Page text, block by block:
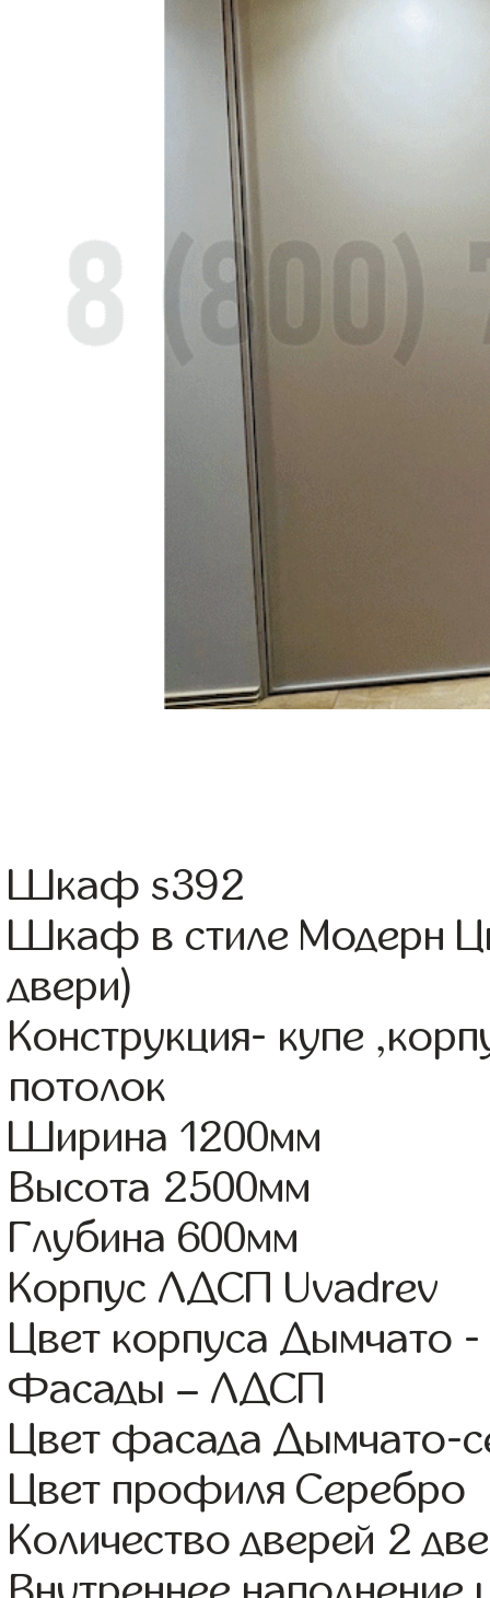
Шкаф s392
Шкаф в стиле Модерн
двери)
Конструкция- купе
потолок
Ширина 1200мм
Высота 2500мм
Глубина 600мм
Корпус ЛДСП Uvadrev
Цвет корпуса Дымчато
Фасады – ЛДСП
Цвет фасада Дымчато-
Цвет профиля Серебро
Количество дверей 2